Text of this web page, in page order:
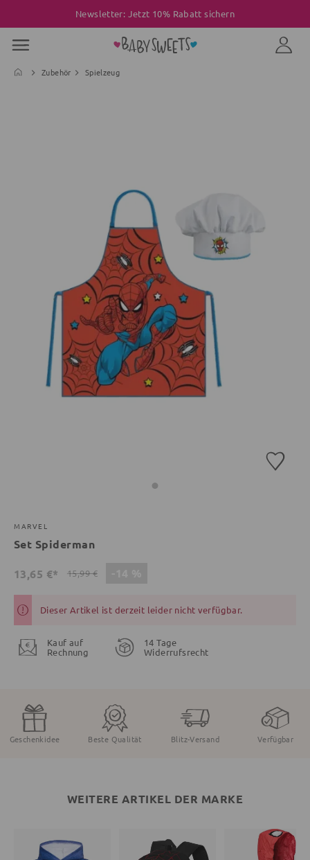
Newsletter: Jetzt 10% Rabatt sichern
Zubehör Spielzeug
MARVEL
Set Spiderman
13,65 €* 15,99 €
Dieser Artikel ist derzeit leider nicht verfügbar.
Kauf auf
Rechnung
14 Tage
Widerrufsrecht
Geschenkidee Beste Qualität Blitz-Versand Verfügbar
WEITERE ARTIKEL DER MARKE